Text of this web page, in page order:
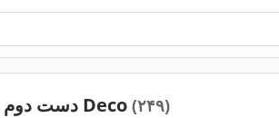
دست دوم Deco (۲۴۹)